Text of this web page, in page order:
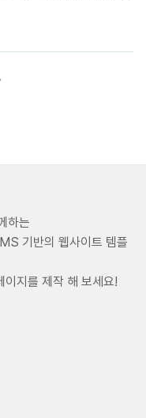
하는
기반의 웹사이트 템플
이지를 제작 해 보세요!